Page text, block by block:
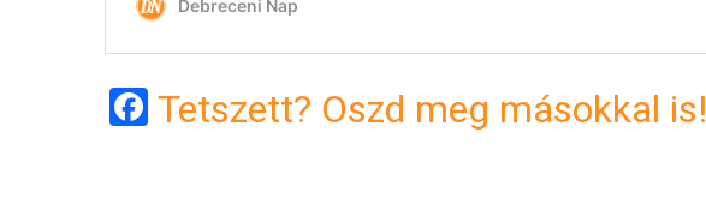
Facebook
Tetszett? Oszd meg másokkal is!